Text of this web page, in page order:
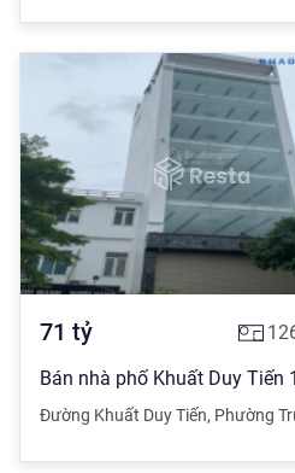
71 tỷ
Đường Khuất Duy Tiến, Phường